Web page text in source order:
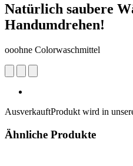
Natürlich saubere
Handumdrehen!
ooohne Colorwaschmittel
AusverkauftProdukt wird in
Ähnliche Produkte